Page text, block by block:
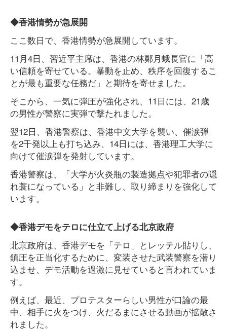
◆香港情勢が急展開
ここ数日で、香港情勢が急展開しています。
11月4日、習近平主席は、香港の林鄭月蛾長官に「高
い信頼を寄せている。暴動を止め、秩序を回復するこ
とが最も重要な任務だ」と期待を寄せました。
そこから、一気に弾圧が強化され、11日には、21歳
の男性が警察に実弾で撃たれました。
翌12日、香港警察は、香港中文大学を襲い、催涙弾
を2千発以上も打ち込み、14日には、香港理工大学に
向けて催涙弾を発射しています。
香港警察は、「大学が火炎瓶の製造拠点や犯罪者の隠
れ蓑になっている」と非難し、取り締まりを強化して
います。
◆香港デモをテロに仕立て上げる北京政府
北京政府は、香港デモを「テロ」とレッテル貼りし、
鎮圧を正当化するために、変装させた武装警察を潜り
込ませ、デモ活動を過激に見せていると言われていま
す。
例えば、最近、プロテスターらしい男性が口論の最
中、相手に火をつけ、火だるまにさせる動画が拡散さ
れました。